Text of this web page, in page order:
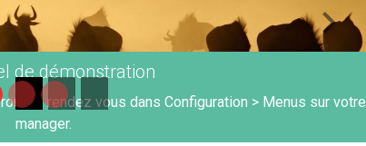
de démonstration
rendez vous dans Configuration > Menus sur votre
manager.